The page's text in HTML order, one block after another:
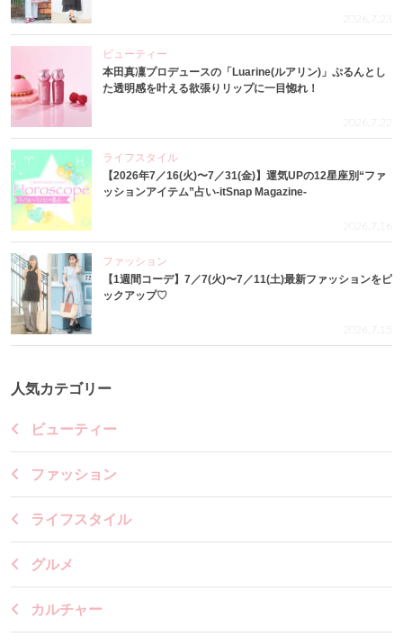
2026.7.23
ビューティー
本田真凜プロデュースの「Luarine(ルアリン)」ぷるんとし
た透明感を叶える欲張りリップに一目惚れ！
2026.7.22
ライフスタイル
【2026年7／16(火)〜7／31(金)】運気UPの12星座別“ファ
ッションアイテム”占い-itSnap Magazine-
2026.7.16
ファッション
【1週間コーデ】7／7(火)〜7／11(土)最新ファッションをピ
ックアップ♡
2026.7.15
人気カテゴリー
ビューティー
ファッション
ライフスタイル
グルメ
カルチャー